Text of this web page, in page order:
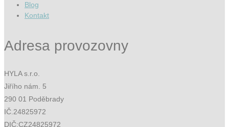
Blog
Kontakt
Adresa provozovny
HYLA s.r.o.
Jiřího nám. 5
290 01 Poděbrady
IČ.24825972
DIČ:CZ24825972